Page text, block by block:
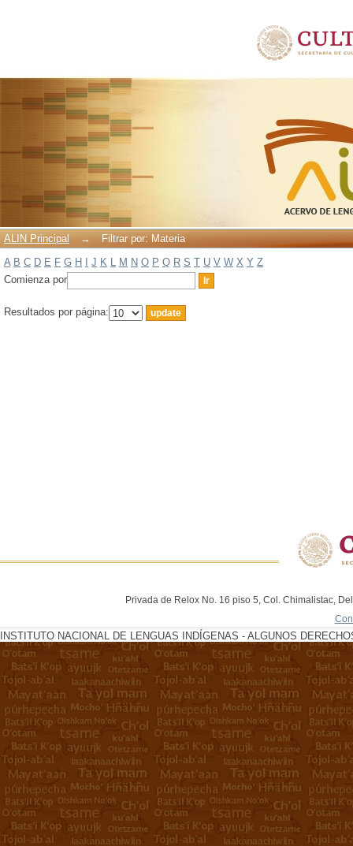
ALIN Principal →
Filtrar por: Materia
A B C D E F G H J K L M N O P Q R S T U V W X Y Z
Comienza por
Resultados por página:
Privada de Relox No. 16 piso 5, Col. Chimalistac,
INSTITUTO NACIONAL DE LENGUAS INDÍGENAS - ALGUNOS